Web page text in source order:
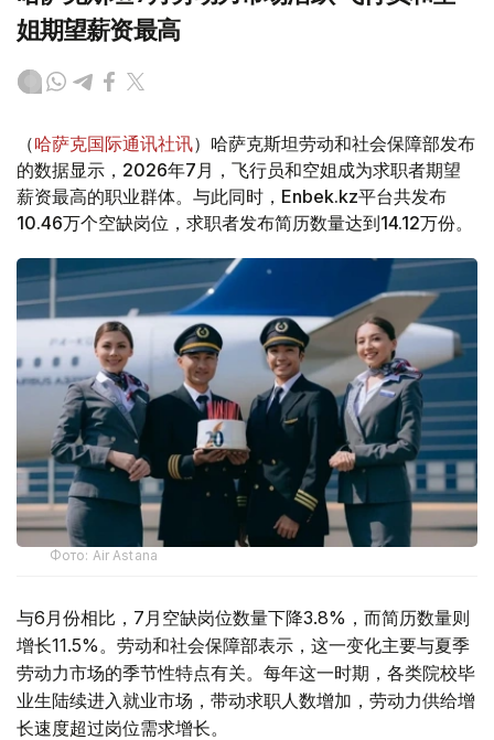
姐期望薪资最高
（哈萨克国际通讯社讯）哈萨克斯坦劳动和社会保障部发布
的数据显示，2026年7月，飞行员和空姐成为求职者期望
薪资最高的职业群体。与此同时，Enbek.kz平台共发布
10.46万个空缺岗位，求职者发布简历数量达到14.12万份。
Фото: Air Astana
与6月份相比，7月空缺岗位数量下降3.8%，而简历数量则
增长11.5%。劳动和社会保障部表示，这一变化主要与夏季
劳动力市场的季节性特点有关。每年这一时期，各类院校毕
业生陆续进入就业市场，带动求职人数增加，劳动力供给增
长速度超过岗位需求增长。